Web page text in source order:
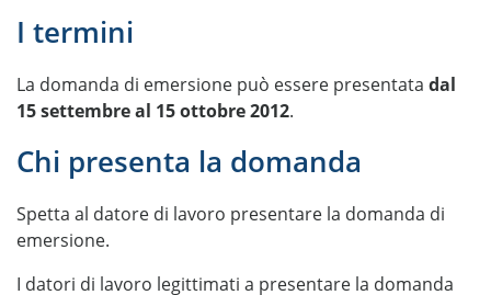
I termini
La domanda di emersione può essere presentata dal
15 settembre al 15 ottobre 2012.
Chi presenta la domanda
Spetta al datore di lavoro presentare la domanda di
emersione.
I datori di lavoro legittimati a presentare la domanda